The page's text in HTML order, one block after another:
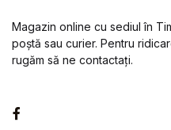
Magazin online cu sediul în
poștă sau curier. Pentru
rugăm să ne contactați.